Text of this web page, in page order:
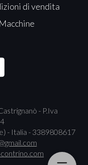
di vendita
- P.Iva
- Italia - 3389808617